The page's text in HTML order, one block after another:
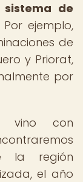
de
Por ejemplo,
de
y Priorat,
por
vino con
la región
el año